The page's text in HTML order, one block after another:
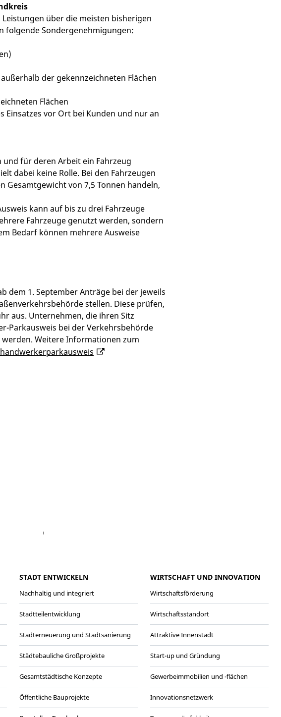
über die meisten bisherigen
folgende Sondergenehmigungen:
der gekennzeichneten Flächen
Flächen
Einsatzes vor Ort bei Kunden und nur an
für deren Arbeit ein Fahrzeug
dabei keine Rolle. Bei den Fahrzeugen
Gesamtgewicht von 7,5 Tonnen handeln,
kann auf bis zu drei Fahrzeuge
Fahrzeuge genutzt werden, sondern
Bedarf können mehrere Ausweise
dem 1. September Anträge bei der jeweils
stellen. Diese prüfen,
aus. Unternehmen, die ihren Sitz
Parkausweis bei der Verkehrsbehörde
Weitere Informationen zum
LinkedIn
STADT ENTWICKELN
Nachhaltig und integriert
Stadtteilentwicklung
Stadterneuerung und Stadtsanierung
Städtebauliche Großprojekte
Gesamtstädtische Konzepte
Öffentliche Bauprojekte
WIRTSCHAFT UND INNOVATION
Wirtschaftsförderung
Wirtschaftsstandort
Attraktive Innenstadt
Start-up und Gründung
Gewerbeimmobilien und -flächen
Innovationsnetzwerk